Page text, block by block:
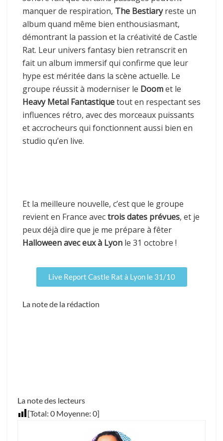
manquer de respiration, The Bestiaryreste un
album quand même bien enthousiasmant,
démontrant la passion et la créativité de Castle
Rat. Leur univers fantasy bien retranscrit en
fait un album immersif qui confirme que leur
hype est méritée dans la scène actuelle. Le
groupe réussit à moderniser le Doomet le
Heavy Metal Fantastiquetout en respectant ses
influences rétro, avec des morceaux puissants
et accrocheurs qui fonctionnent aussi bien en
studio qu’en live.
Et la meilleure nouvelle, c’est que le groupe
revient en France avectrois dates prévues, et je
peux déjà dire que je me prépare à fêter
Halloween avec eux à Lyon le 31 octobre !
Live Report Castle Rat à Lyon le 31/10
La note de la rédaction
La note des lecteurs
[Total: 0 Moyenne: 0]